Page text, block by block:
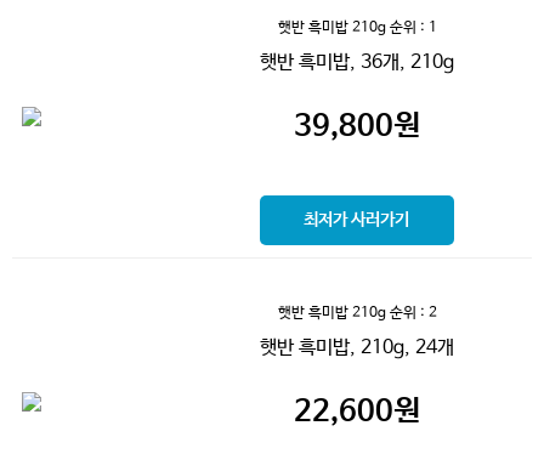
햇반 흑미밥 210g순위 : 1
햇반 흑미밥, 36개, 210g
39,800원
최저가 사러가기
햇반 흑미밥 210g순위 : 2
햇반 흑미밥, 210g, 24개
22,600원